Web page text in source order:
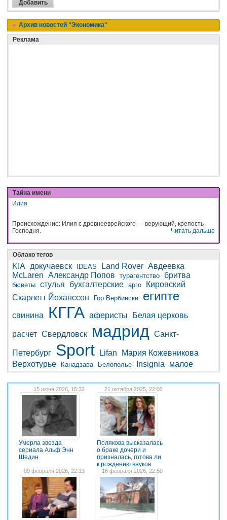
Архив новостей "Экономика"
Реклама
Тайна имени
Илия
Происхождение: Илия с древнееврейского — верующий, крепость
Господня.
Читать дальше
Облако тегов
KIA докучаевск IDEAS Land Rover Авдеевка
McLaren Александр Попов турагентство бритва
бюветы стулья бухгалтерские арго
Кировский
Скарлетт Йоханссон
Гор Вербински египте
свинина КГГА аферисты Белая церковь
расчет Свердловск мадрид Санкт-
Петербург Sport Lifan
Мария Кожевникова
Верхотурье
Канадзава Белополье Insignia малое
15 июня 2026, 15:32
Умерла звезда
сериала Альф Энн
Шедин
21 октября 2025, 22:02
Полякова высказалась
о браке дочери и
призналась, готова ли
к рождению внуков
09 февраля 2026, 22:13 16 февраля 2026, 22:50